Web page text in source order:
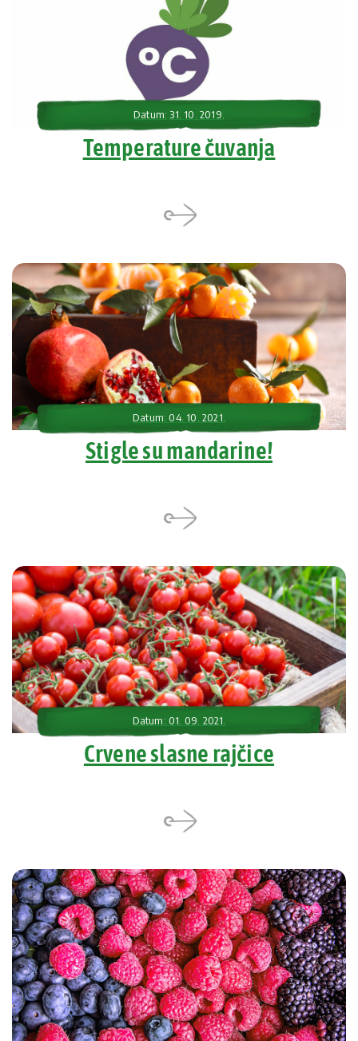
Datum: 31. 10. 2019.
Temperature čuvanja
Datum: 04. 10. 2021.
Stigle su mandarine!
Datum: 01. 09. 2021.
Crvene slasne rajčice